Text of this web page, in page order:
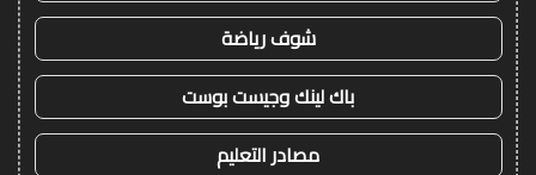
شوف رياضة
باك لينك وجيست بوست
مصادر التعليم